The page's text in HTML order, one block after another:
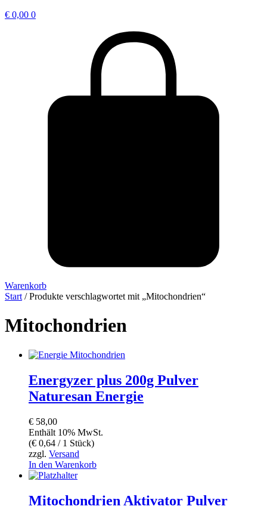
€ 0,00 0
Warenkorb
Start / Produkte verschlagwortet mit „Mitochondrien“
Mitochondrien
Energyzer plus 200g Pulver
Naturesan Energie
€ 58,00
Enthält 10% MwSt.
(€ 0,64 / 1 Stück)
zzgl. Versand
In den Warenkorb
Mitochondrien Aktivator Pulver